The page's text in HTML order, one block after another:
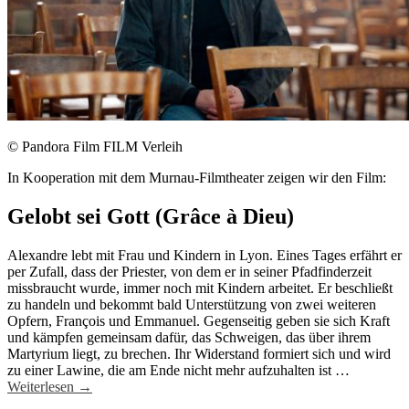
© Pandora Film FILM Verleih
In Kooperation mit dem Murnau-Filmtheater zeigen wir den Film:
Gelobt sei Gott (Grâce à Dieu)
Alexandre lebt mit Frau und Kindern in Lyon. Eines Tages erfährt er
per Zufall, dass der Priester, von dem er in seiner Pfadfinderzeit
missbraucht wurde, immer noch mit Kindern arbeitet. Er beschließt
zu handeln und bekommt bald Unterstützung von zwei weiteren
Opfern, François und Emmanuel. Gegenseitig geben sie sich Kraft
und kämpfen gemeinsam dafür, das Schweigen, das über ihrem
Martyrium liegt, zu brechen. Ihr Widerstand formiert sich und wird
zu einer Lawine, die am Ende nicht mehr aufzuhalten ist …
Weiterlesen →